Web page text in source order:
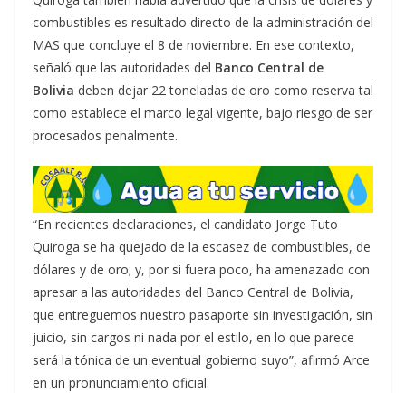
combustibles es resultado directo de la administración del
MAS que concluye el 8 de noviembre. En ese contexto,
señaló que las autoridades del Banco Central de
Bolivia deben dejar 22 toneladas de oro como reserva tal
como establece el marco legal vigente, bajo riesgo de ser
procesados penalmente.
“En recientes declaraciones, el candidato Jorge Tuto
Quiroga se ha quejado de la escasez de combustibles, de
dólares y de oro; y, por si fuera poco, ha amenazado con
apresar a las autoridades del Banco Central de Bolivia,
que entreguemos nuestro pasaporte sin investigación, sin
juicio, sin cargos ni nada por el estilo, en lo que parece
será la tónica de un eventual gobierno suyo”, afirmó Arce
en un pronunciamiento oficial.